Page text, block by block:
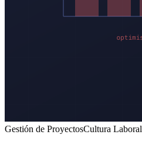
Gestión de ProyectosCultura Laboral